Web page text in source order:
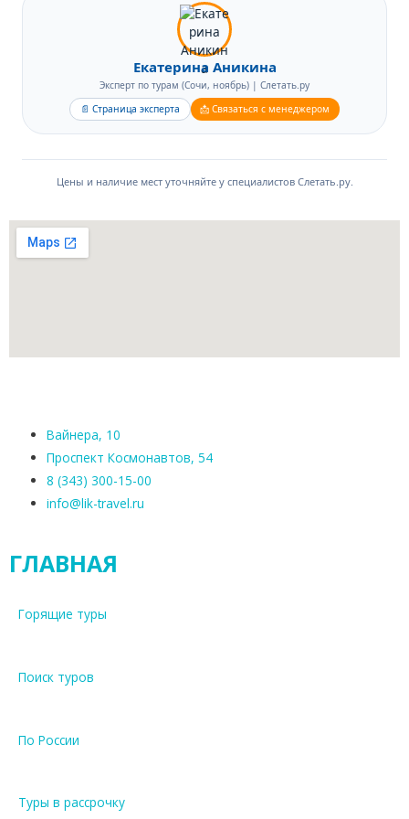
Екатерина Аникина
Эксперт по турам (Сочи, ноябрь) | Слетать.ру
📄 Страница эксперта
📩 Связаться с менеджером
Цены и наличие мест уточняйте у специалистов Слетать.ру.
Вайнера, 10
Проспект Космонавтов, 54
8 (343) 300-15-00
info@lik-travel.ru
ГЛАВНАЯ
Горящие туры
Поиск туров
По России
Туры в рассрочку